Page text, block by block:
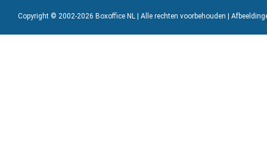
Copyright © 2002-2026 Boxoffice NL | Alle rechten voorbehouden |